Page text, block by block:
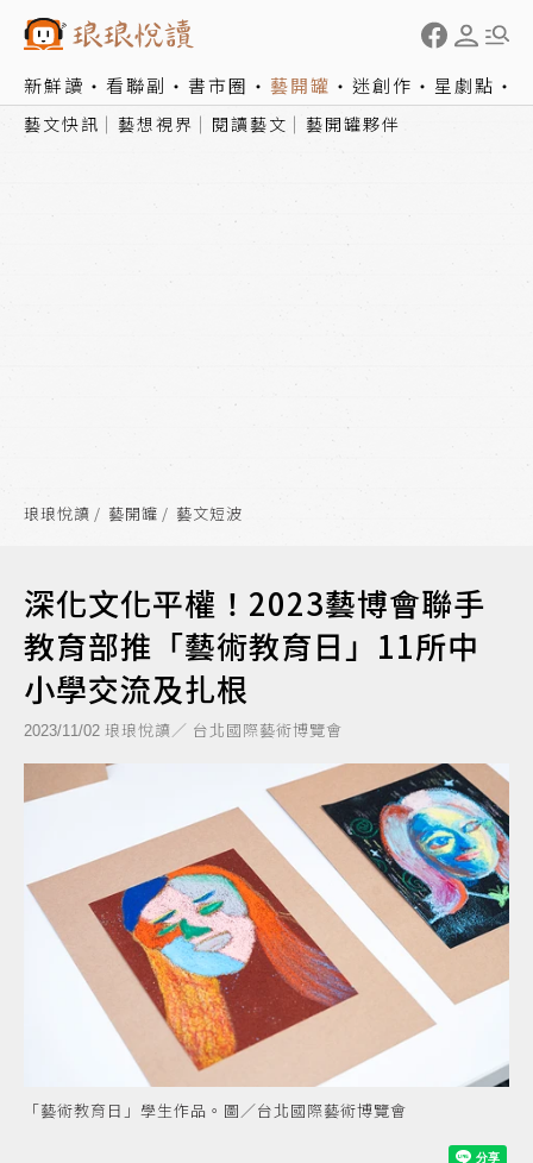
新鮮讀 看聯副 書市圈 藝開罐 迷創作 星劇點
藝文快訊 藝想視界 閱讀藝文 藝開罐夥伴
琅琅悅讀 藝開罐 藝文短波
深化文化平權！2023藝博會聯手
教育部推「藝術教育日」11所中
小學交流及扎根
2023/11/02 琅琅悅讀／ 台北國際藝術博覽會
「藝術教育日」學生作品。圖／台北國際藝術博覽會